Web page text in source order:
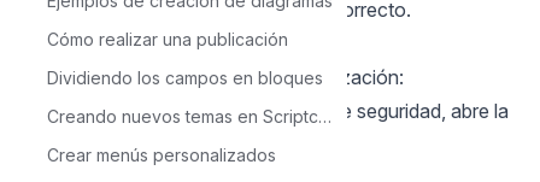
Cómo realizar una publicación
Dividiendo los campos en bloques
Creando nuevos temas en Scriptcase
Crear menús personalizados
para garantizar un funcionamiento correcto.
Aquí están los pasos a seguir:
1-Accede a la aplicación de sincronización:
En desarrollo, dentro de la carpeta de seguridad, abre la
aplicación: "app_sync_apps".